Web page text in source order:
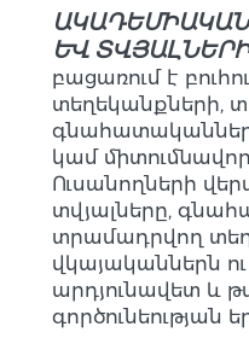
ԵՎ
բացառում է
տեղեկանքների,
կամ
Ուսանողների
տվյալները,
տրամադրվող
վկայականներն ու
արդյունավետ և
գործունեության